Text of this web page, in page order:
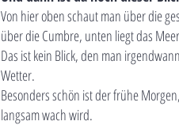
Von hier oben schaut man über die
über die Cumbre, unten liegt das
Das ist kein Blick, den man
Wetter.
Besonders schön ist der frühe
langsam wach wird.